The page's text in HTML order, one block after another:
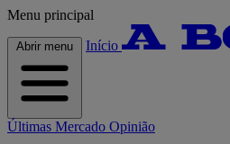
Menu principal
Abrir menu Início
Últimas Mercado Opinião